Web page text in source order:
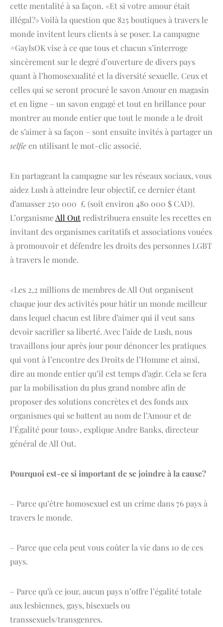
cette mentalité à sa façon. «Et si votre amour était
illégal?» Voilà la question que 825 boutiques à travers le
monde invitent leurs clients à se poser. La campagne
#GayIsOK vise à ce que tous et chacun s’interroge
sincèrement sur le degré d’ouverture de divers pays
quant à l’homosexualité et la diversité sexuelle. Ceux et
celles qui se seront procuré le savon Amour en magasin
et en ligne – un savon engagé et tout en brillance pour
montrer au monde entier que tout le monde a le droit
de s’aimer à sa façon – sont ensuite invités à partager un
selfieen utilisant le mot-clic associé.
En partageant la campagne sur les réseaux sociaux, vous
aidez Lush à atteindre leur objectif, ce dernier étant
d’amasser 250 000 £ (soit environ 480 000 $ CAD).
L’organismeAll Outredistribuera ensuite les recettes en
invitant des organismes caritatifs et associations vouées
à promouvoir et défendre les droits des personnes LGBT
à travers le monde.
«Les 2,2 millions de membres de All Out organisent
chaque jour des activités pour bâtir un monde meilleur
dans lequel chacun est libre d’aimer qui il veut sans
devoir sacrifier sa liberté. Avec l’aide de Lush, nous
travaillons jour après jour pour dénoncer les pratiques
qui vont à l’encontre des Droits de l’Homme et ainsi,
dire au monde entier qu’il est temps d’agir. Cela se fera
par la mobilisation du plus grand nombre afin de
proposer des solutions concrètes et des fonds aux
organismes qui se battent au nom de l’Amour et de
l’Égalité pour tous», explique Andre Banks, directeur
général de All Out.
Pourquoi est-ce si important de se joindre à la cause?
– Parce qu’être homosexuel est un crime dans 76 pays à
travers le monde.
– Parce que cela peut vous coûter la vie dans 10 de ces
pays.
– Parce qu’à ce jour, aucun pays n’offre l’égalité totale
aux lesbiennes, gays, bisexuels ou
transsexuels/transgenres.